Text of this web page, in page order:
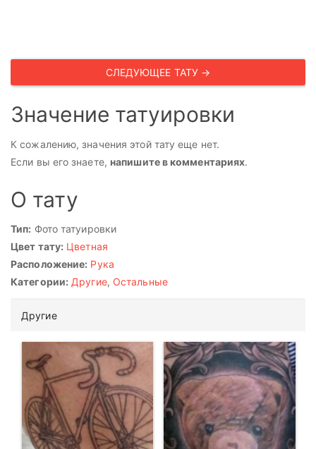
СЛЕДУЮЩЕЕ ТАТУ →
Значение татуировки
К сожалению, значения этой тату еще нет.
Если вы его знаете, напишите в комментариях.
О тату
Тип: Фото татуировки
Цвет тату: Цветная
Расположение: Рука
Категории: Другие, Остальные
Другие